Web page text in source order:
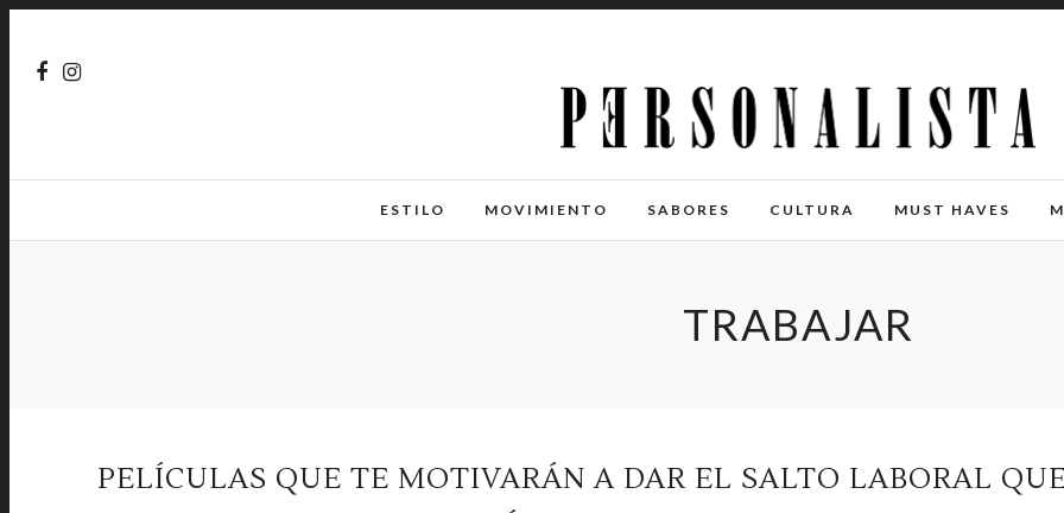
ESTILO MOVIMIENTO SABORES CULTURA MUST HAVES
TRABAJAR
PELÍCULAS QUE TE MOTIVARÁN A DAR EL SALTO LABORAL